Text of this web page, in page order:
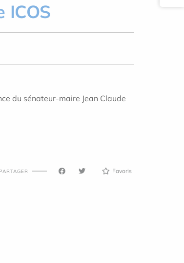
ICOS
du sénateur-maire Jean Claude
PARTAGER Favoris